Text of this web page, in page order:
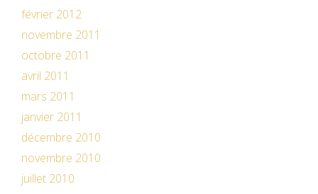
février 2012
novembre 2011
octobre 2011
avril 2011
mars 2011
janvier 2011
décembre 2010
novembre 2010
juillet 2010